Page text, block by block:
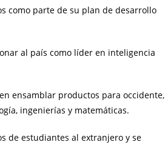
como parte de su plan de desarrollo
al país como líder en inteligencia
ensamblar productos para occidente,
ingenierías y matemáticas.
de estudiantes al extranjero y se